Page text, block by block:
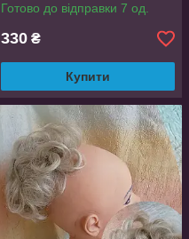
Готово до відправки 7 од.
330 ₴
Купити